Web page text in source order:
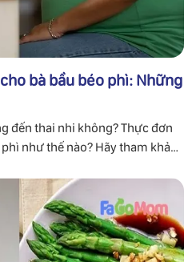
bà bầu béo phì: Những
đến thai nhi không? Thực đơn
như thế nào? Hãy tham khảo